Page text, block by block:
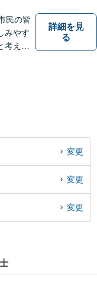
民の皆
みやす
えて
詳細を見
る
変更
変更
変更